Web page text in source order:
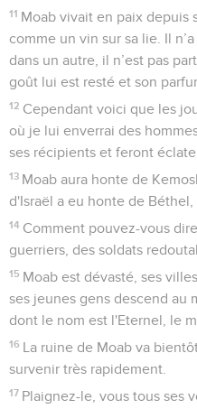
11 Moab vivait en paix depuis
comme un vin sur sa lie. Il
dans un autre, il n’est pas
goût lui est resté et son
12 Cependant voici que les
où je lui enverrai des
ses récipients et feront
13 Moab aura honte de
d'Israël a eu honte de Béthel,
14 Comment pouvez-vous
guerriers, des soldats
15 Moab est dévasté, ses
ses jeunes gens descend au
dont le nom est l'Eternel, le
16 La ruine de Moab va
survenir très rapidement.
17 Plaignez-le, vous tous ses